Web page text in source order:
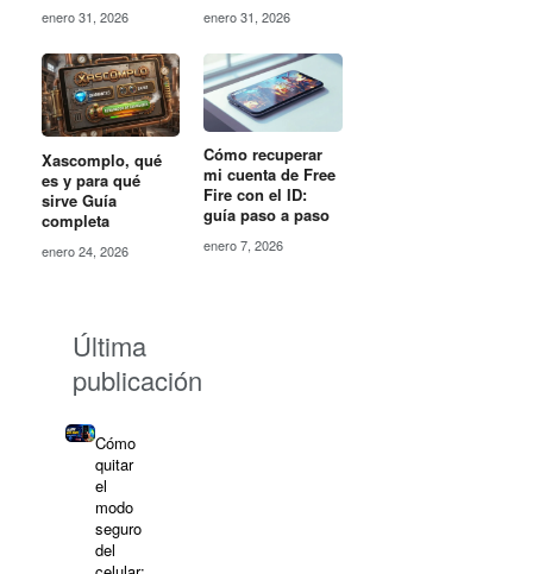
enero 31, 2026 enero 31, 2026
Xascomplo, qué
es y para qué
sirve Guía
completa
enero 24, 2026
Cómo recuperar
mi cuenta de Free
Fire con el ID:
guía paso a paso
enero 7, 2026
Última
publicación
Cómo
quitar
el
modo
seguro
del